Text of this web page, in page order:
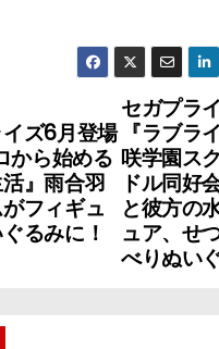
セガプラ
『ラブラ
咲学園ス
ドル同好
と彼方の
ュア、せ
べりぬい
ズ6月登場
から始める
』雨合羽
フィギュ
るみに！